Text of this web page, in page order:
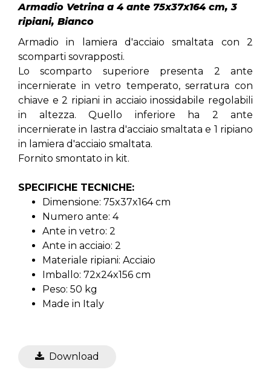
Armadio Vetrina a 4 ante 75x37x164 cm, 3
ripiani, Bianco
Armadio in lamiera d'acciaio smaltata con 2
scomparti sovrapposti.
Lo scomparto superiore presenta 2 ante
incernierate in vetro temperato, serratura con
chiave e 2 ripiani in acciaio inossidabile regolabili
in altezza. Quello inferiore ha 2 ante
incernierate in lastra d'acciaio smaltata e 1 ripiano
in lamiera d'acciaio smaltata.
Fornito smontato in kit.
SPECIFICHE TECNICHE:
Dimensione: 75x37x164 cm
Numero ante: 4
Ante in vetro: 2
Ante in acciaio: 2
Materiale ripiani: Acciaio
Imballo: 72x24x156 cm
Peso: 50 kg
Made in Italy
Download